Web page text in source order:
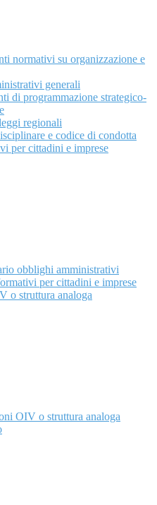
normativi su organizzazione e
generali
di programmazione strategico-
regionali
e codice di condotta
per cittadini e imprese
obblighi amministrativi
per cittadini e imprese
o struttura analoga
OIV o struttura analoga